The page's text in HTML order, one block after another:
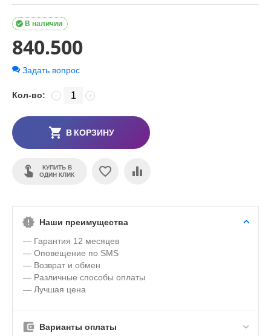
В наличии

840.500
Задать вопрос
Кол-во: +
−
В КОРЗИНУ
КУПИТЬ В
ОДИН КЛИК
Наши преимущества
— Гарантия 12 месяцев
— Оповещение по SMS
— Возврат и обмен
— Различные способы оплаты
— Лучшая цена
Варианты оплаты